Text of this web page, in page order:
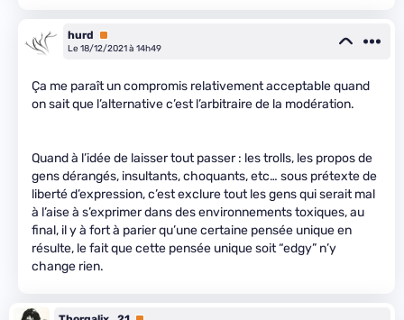
hurd
Premium
Le 18/12/2021 à 14h49
Ça me paraît un compromis relativement acceptable quand
on sait que l’alternative c’est l’arbitraire de la modération.
Quand à l’idée de laisser tout passer : les trolls, les propos de
gens dérangés, insultants, choquants, etc… sous prétexte de
liberté d’expression, c’est exclure tout les gens qui serait mal
à l’aise à s’exprimer dans des environnements toxiques, au
final, il y à fort à parier qu’une certaine pensée unique en
résulte, le fait que cette pensée unique soit “edgy” n’y
change rien.